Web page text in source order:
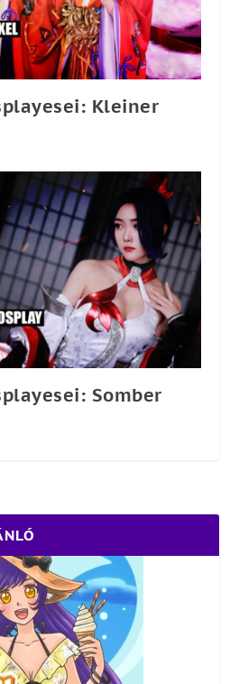
Kleiner
Somber